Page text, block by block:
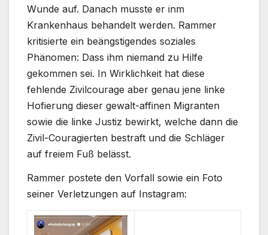
Wunde auf. Danach musste er inm
Krankenhaus behandelt werden. Rammer
kritisierte ein beängstigendes soziales
Phänomen: Dass ihm niemand zu Hilfe
gekommen sei. In Wirklichkeit hat diese
fehlende Zivilcourage aber genau jene linke
Hofierung dieser gewalt-affinen Migranten
sowie die linke Justiz bewirkt, welche dann die
Zivil-Couragierten bestraft und die Schläger
auf freiem Fuß belässt.
Rammer postete den Vorfall sowie ein Foto
seiner Verletzungen auf Instagram: